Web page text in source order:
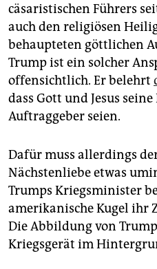
cäsaristischen Führers
auch den religiösen
behaupteten göttlichen
Trump ist ein solcher
offensichtlich. Er belehrt
dass Gott und Jesus
Auftraggeber seien.
Dafür muss allerdings
Nächstenliebe etwas
Trumps Kriegsminister
amerikanische Kugel ihr
Die Abbildung von
Kriegsgerät im